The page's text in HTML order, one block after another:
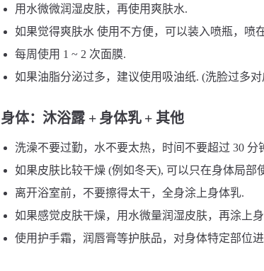
用水微微润湿皮肤，再使用爽肤水.
如果觉得爽肤水 使用不方便，可以装入喷瓶，喷
每周使用 1 ~ 2 次面膜.
如果油脂分泌过多，建议使用吸油纸. (洗脸过多
身体：沐浴露 + 身体乳 + 其他
洗澡不要过勤，水不要太热，时间不要超过 30 分
如果皮肤比较干燥 (例如冬天), 可以只在身体局部
离开浴室前，不要擦得太干，全身涂上身体乳.
如果感觉皮肤干燥，用水微量润湿皮肤，再涂上
使用护手霜，润唇膏等护肤品，对身体特定部位